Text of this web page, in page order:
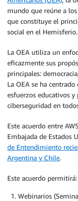
mundo que reúne a
que constituye el
social en el Hemisferio.
La OEA utiliza un
eficazmente sus
principales:
La OEA se ha
esfuerzos educativos
ciberseguridad en
Este acuerdo entre
Embajada de Estados
de Entendimiento
Argentina y Chile.
Este acuerdo permitirá:
Webinarios